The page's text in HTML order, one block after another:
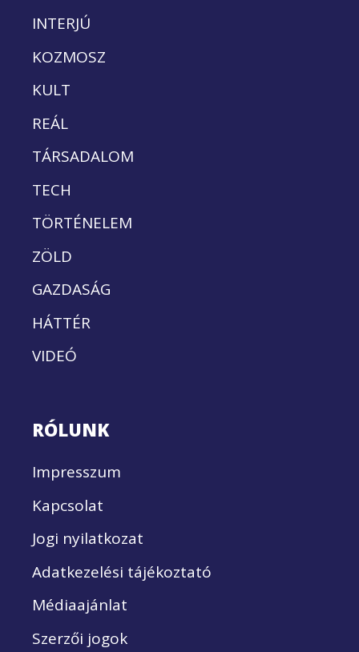
INTERJÚ
KOZMOSZ
KULT
REÁL
TÁRSADALOM
TECH
TÖRTÉNELEM
ZÖLD
GAZDASÁG
HÁTTÉR
VIDEÓ
RÓLUNK
Impresszum
Kapcsolat
Jogi nyilatkozat
Adatkezelési tájékoztató
Médiaajánlat
Szerzői jogok